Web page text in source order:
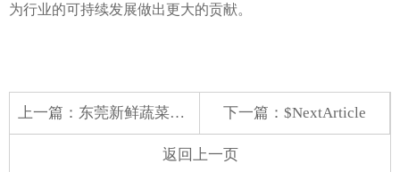
为行业的可持续发展做出更大的贡献。
上一篇： 东莞新鲜蔬菜配送找哪家 下一篇：$NextArticle
返回上一页